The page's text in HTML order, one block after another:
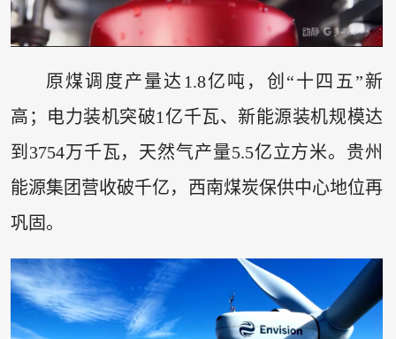
原煤调度产量达1.8亿吨，创“十四五”新
高；电力装机突破1亿千瓦、新能源装机规模达
到3754万千瓦，天然气产量5.5亿立方米。贵州
能源集团营收破千亿，西南煤炭保供中心地位再
巩固。